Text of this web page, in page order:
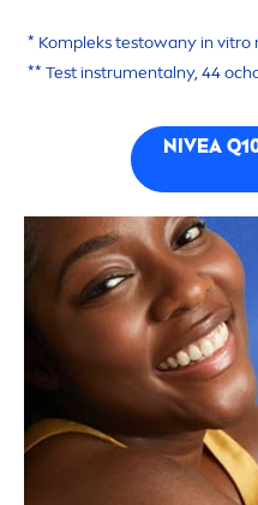
* Kompleks testowany in vitro
** Test instrumentalny, 44
NIVEA